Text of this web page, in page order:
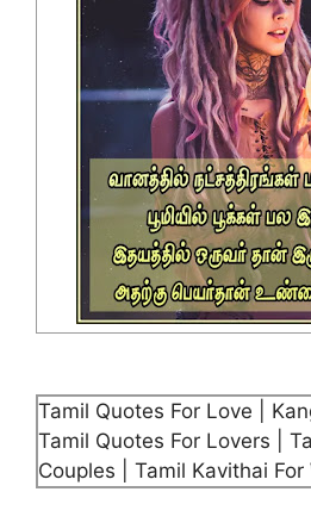
Tamil Quotes For Love |
Tamil Quotes For Lovers |
Couples | Tamil Kavithai For